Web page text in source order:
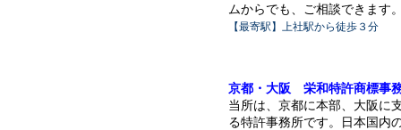
ムからでも、ご相談できます
【最寄駅】上社駅から徒歩３分
京都・大阪 栄和特許商標事
当所は、京都に本部、大阪に
る特許事務所です。日本国内